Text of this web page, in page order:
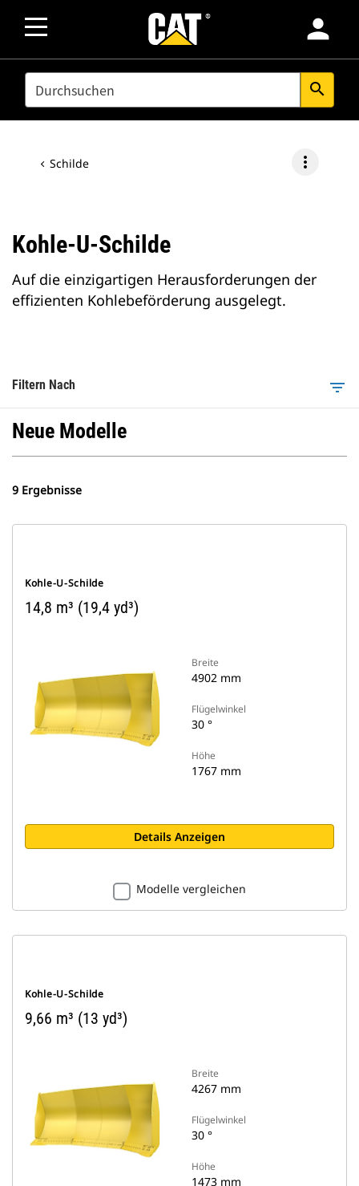
person
SEARCH search
Schilde more_vert
Kohle-U-Schilde
Auf die einzigartigen Herausforderungen der
effizienten Kohlebeförderung ausgelegt.
Filtern Nach filter_list
Neue Modelle
9 Ergebnisse
Kohle-U-Schilde
14,8 m³ (19,4 yd³)
Breite
4902 mm
Flügelwinkel
30 °
Höhe
1767 mm
Details Anzeigen
Modelle vergleichen
Kohle-U-Schilde
9,66 m³ (13 yd³)
Breite
4267 mm
Flügelwinkel
30 °
Höhe
1473 mm